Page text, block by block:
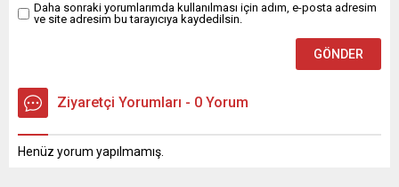
Daha sonraki yorumlarımda kullanılması için adım, e-posta adresim
ve site adresim bu tarayıcıya kaydedilsin.
Ziyaretçi Yorumları - 0 Yorum
Henüz yorum yapılmamış.